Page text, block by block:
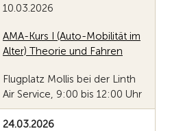
10.03.2026
AMA-Kurs I (Auto-Mobilität im
Alter) Theorie und Fahren
Flugplatz Mollis bei der Linth
Air Service, 9:00 bis 12:00 Uhr
24.03.2026